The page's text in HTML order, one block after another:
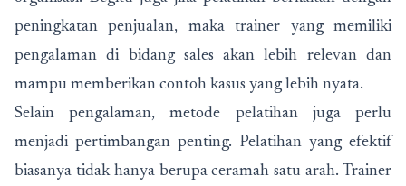
peningkatan penjualan, maka trainer yang memiliki
pengalaman di bidang sales akan lebih relevan dan
mampu memberikan contoh kasus yang lebih nyata.
Selain pengalaman, metode pelatihan juga perlu
menjadi pertimbangan penting. Pelatihan yang efektif
biasanya tidak hanya berupa ceramah satu arah. Trainer